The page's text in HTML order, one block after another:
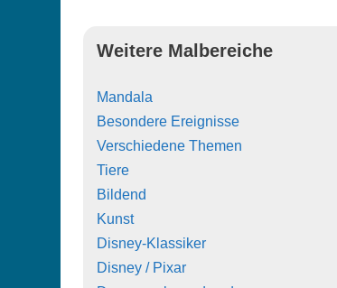
Weitere Malbereiche
Mandala
Besondere Ereignisse
Verschiedene Themen
Tiere
Bildend
Kunst
Disney-Klassiker
Disney / Pixar